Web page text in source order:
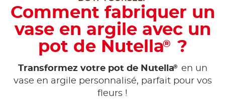
Comment fabriquer un
vase en argile avec un
pot de Nutella® ?
Transformez votre pot de Nutella®
en un
vase en argile personnalisé, parfait pour vos
fleurs !